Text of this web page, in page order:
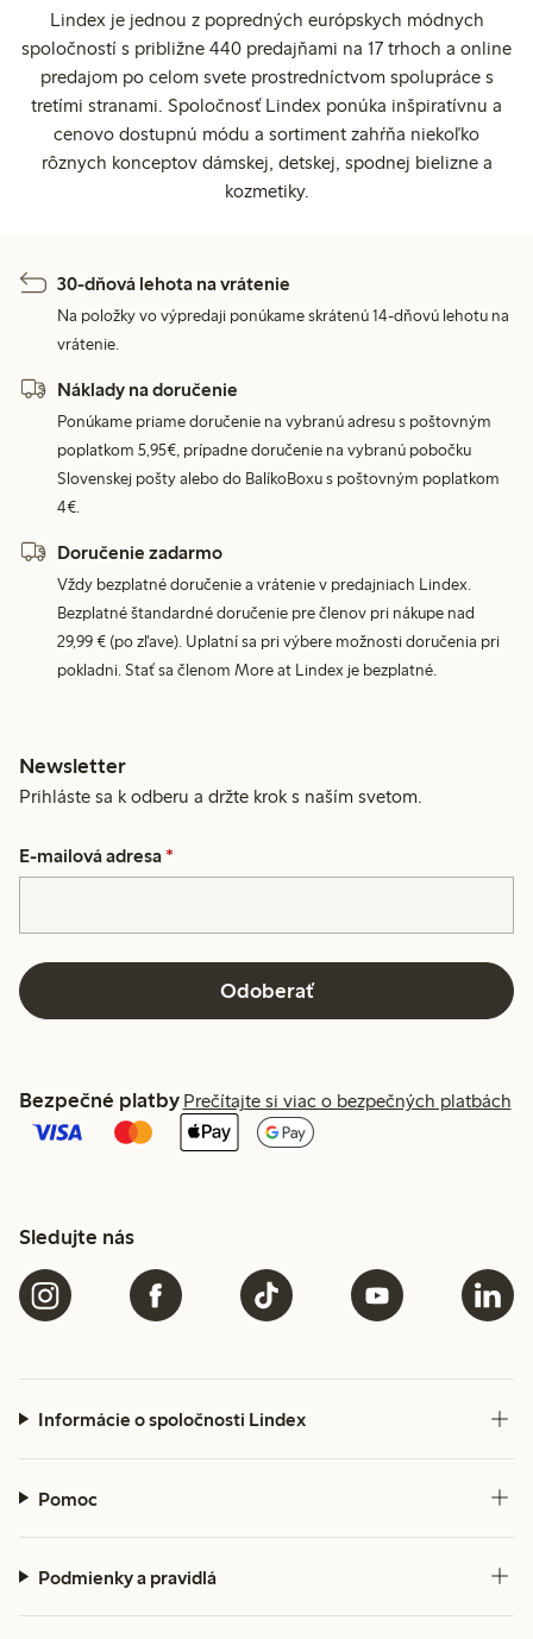
Lindex je jednou z popredných európskych módnych
spoločností s približne 440 predajňami na 17 trhoch a online
predajom po celom svete prostredníctvom spolupráce s
tretími stranami. Spoločnosť Lindex ponúka inšpiratívnu a
cenovo dostupnú módu a sortiment zahŕňa niekoľko
rôznych konceptov dámskej, detskej, spodnej bielizne a
kozmetiky.
30-dňová lehota na vrátenie
Na položky vo výpredaji ponúkame skrátenú 14-dňovú lehotu na
vrátenie.
Náklady na doručenie
Ponúkame priame doručenie na vybranú adresu s poštovným
poplatkom 5,95€, prípadne doručenie na vybranú pobočku
Slovenskej pošty alebo do BalíkoBoxu s poštovným poplatkom
4€.
Doručenie zadarmo
Vždy bezplatné doručenie a vrátenie v predajniach Lindex.
Bezplatné štandardné doručenie pre členov pri nákupe nad
29,99 € (po zľave). Uplatní sa pri výbere možnosti doručenia pri
pokladni. Stať sa členom More at Lindex je bezplatné.
Newsletter
Prihláste sa k odberu a držte krok s naším svetom.
E-mailová adresa *
Odoberať
Bezpečné platby Prečítajte si viac o bezpečných platbách
Sledujte nás
Informácie o spoločnosti Lindex
Pomoc
Podmienky a pravidlá